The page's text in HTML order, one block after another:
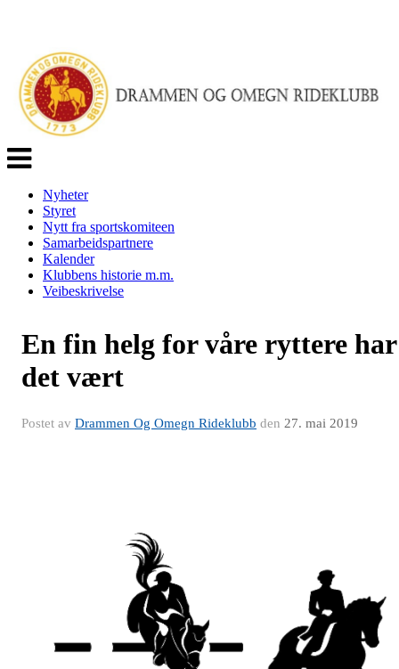
Veksle
navigasjon
Nyheter
Styret
Nytt fra sportskomiteen
Samarbeidspartnere
Kalender
Klubbens historie m.m.
Veibeskrivelse
En fin helg for våre ryttere har
det vært
Postet av Drammen Og Omegn Rideklubb den 27. mai 2019